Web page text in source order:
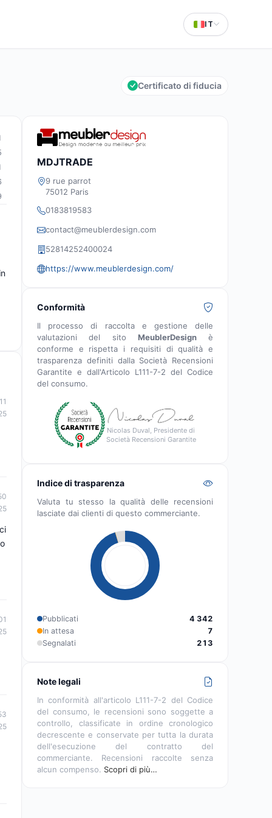
IT
Certificato di fiducia
MDJTRADE
9 rue parrot
75012 Paris
0183819583
contact@meublerdesign.com
52814252400024
https://www.meublerdesign.com/
Conformità
Il processo di raccolta e gestione delle
valutazioni del sito MeublerDesignè
conforme e rispetta i requisiti di qualità e
trasparenza definiti dalla Società Recensioni
Garantite e dall'Articolo L111-7-2 del Codice
del consumo.
Nicolas Duval, Presidente di
Società Recensioni Garantite
Indice di trasparenza
Valuta tu stesso la qualità delle recensioni
lasciate dai clienti di questo commerciante.
Pubblicati
4 342
In attesa
7
Segnalati
213
Note legali
In conformità all'articolo L111-7-2 del Codice
del consumo, le recensioni sono soggette a
controllo, classificate in ordine cronologico
decrescente e conservate per tutta la durata
dell'esecuzione del contratto del
commerciante. Recensioni raccolte senza
alcun compenso. Scopri di più…